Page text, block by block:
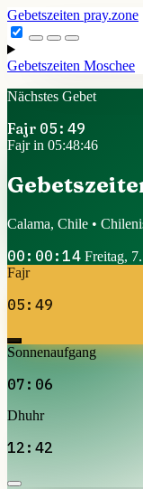
Gebetszeiten pray.zone
Gebetszeiten Moschee
Nächstes Gebet
Fajr 05:49
Fajr in 05:48:46
Calama, Chile •
00:00:14 Freitag,
Fajr
05:49
Sonnenaufgang
07:06
Dhuhr
12:42